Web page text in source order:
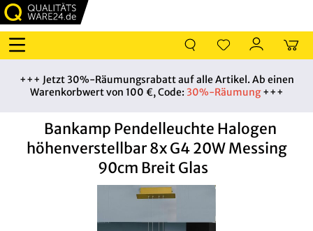
+++ Jetzt 30%-Räumungsrabatt auf alle Artikel. Ab einen
Warenkorbwert von 100 €, Code: 30%-Räumung+++
Bankamp Pendelleuchte Halogen
höhenverstellbar 8x G4 20W Messing
90cm Breit Glas